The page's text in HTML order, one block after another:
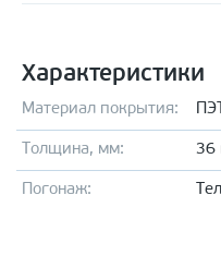
Характеристики
Материал покрытия: ПЭТ
Толщина, мм: 36
Погонаж: